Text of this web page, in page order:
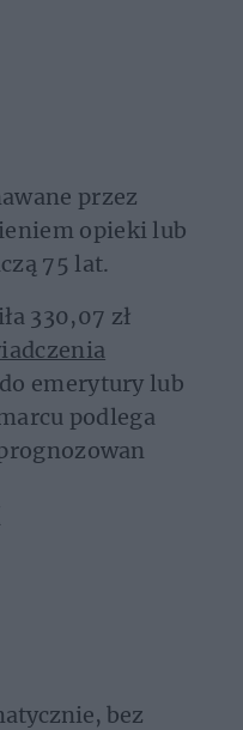
przez
opieki lub
75 lat.
330,07 zł
emerytury lub
podlega
bez